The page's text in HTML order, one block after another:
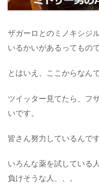
ザガーロとのミノキシジ
いるかいがあるってもので
とはいえ、ここからなん
ツイッター見てたら、フ
いです。
皆さん努力しているんです
いろんな薬を試している
負けそうな人、、。